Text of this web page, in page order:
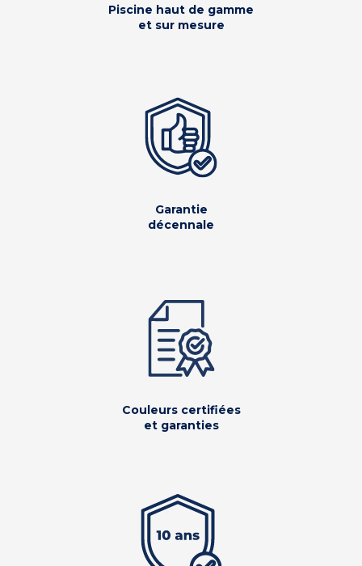
Piscine haut de gamme
et sur mesure
Garantie
décennale
Couleurs certifiées
et garanties